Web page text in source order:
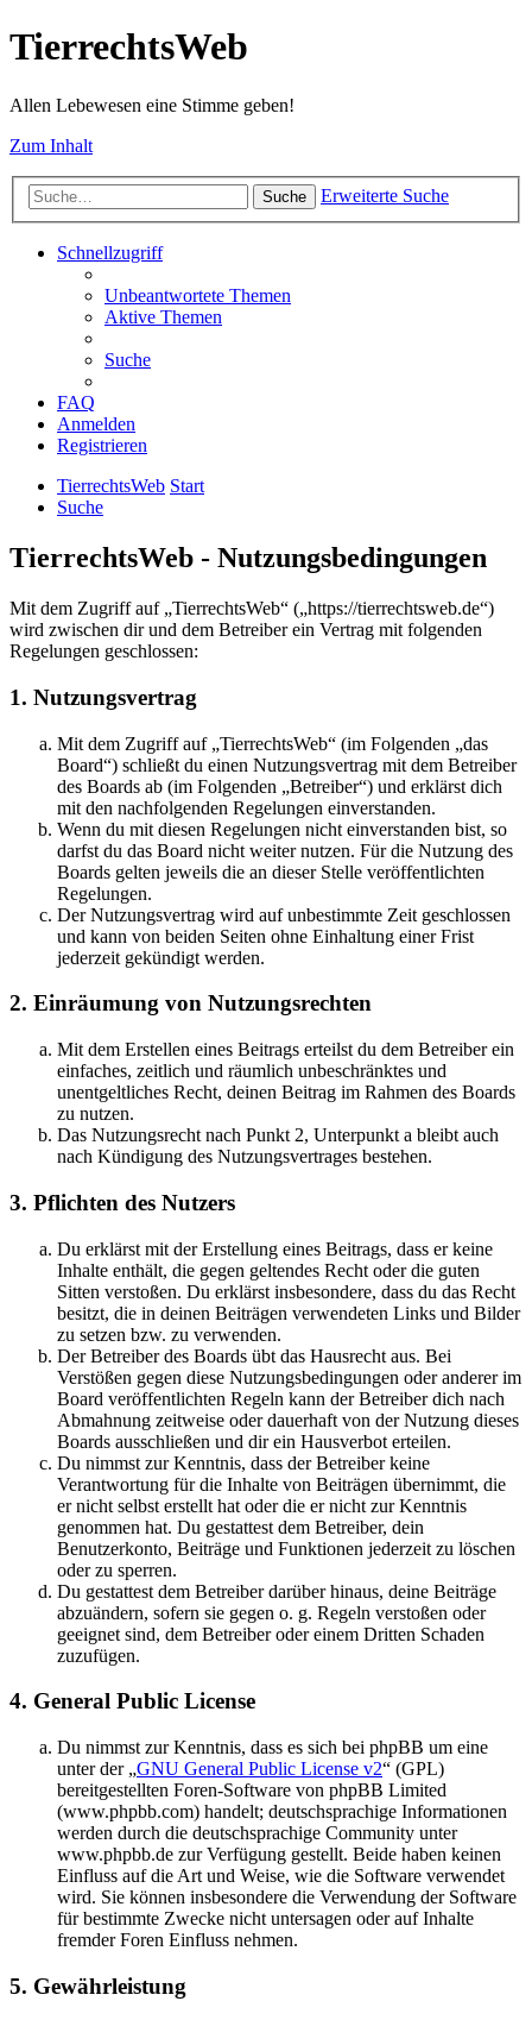
TierrechtsWeb
Allen Lebewesen eine Stimme geben!
Zum Inhalt
Suche Erweiterte Suche
Schnellzugriff
Unbeantwortete Themen
Aktive Themen
Suche
FAQ
Anmelden
Registrieren
TierrechtsWeb Start
Suche
TierrechtsWeb - Nutzungsbedingungen
Mit dem Zugriff auf „TierrechtsWeb“ („https://tierrechtsweb.de“)
wird zwischen dir und dem Betreiber ein Vertrag mit folgenden
Regelungen geschlossen:
1. Nutzungsvertrag
Mit dem Zugriff auf „TierrechtsWeb“ (im Folgenden „das
Board“) schließt du einen Nutzungsvertrag mit dem Betreiber
des Boards ab (im Folgenden „Betreiber“) und erklärst dich
mit den nachfolgenden Regelungen einverstanden.
Wenn du mit diesen Regelungen nicht einverstanden bist, so
darfst du das Board nicht weiter nutzen. Für die Nutzung des
Boards gelten jeweils die an dieser Stelle veröffentlichten
Regelungen.
Der Nutzungsvertrag wird auf unbestimmte Zeit geschlossen
und kann von beiden Seiten ohne Einhaltung einer Frist
jederzeit gekündigt werden.
2. Einräumung von Nutzungsrechten
Mit dem Erstellen eines Beitrags erteilst du dem Betreiber ein
einfaches, zeitlich und räumlich unbeschränktes und
unentgeltliches Recht, deinen Beitrag im Rahmen des Boards
zu nutzen.
Das Nutzungsrecht nach Punkt 2, Unterpunkt a bleibt auch
nach Kündigung des Nutzungsvertrages bestehen.
3. Pflichten des Nutzers
Du erklärst mit der Erstellung eines Beitrags, dass er keine
Inhalte enthält, die gegen geltendes Recht oder die guten
Sitten verstoßen. Du erklärst insbesondere, dass du das Recht
besitzt, die in deinen Beiträgen verwendeten Links und Bilder
zu setzen bzw. zu verwenden.
Der Betreiber des Boards übt das Hausrecht aus. Bei
Verstößen gegen diese Nutzungsbedingungen oder anderer im
Board veröffentlichten Regeln kann der Betreiber dich nach
Abmahnung zeitweise oder dauerhaft von der Nutzung dieses
Boards ausschließen und dir ein Hausverbot erteilen.
Du nimmst zur Kenntnis, dass der Betreiber keine
Verantwortung für die Inhalte von Beiträgen übernimmt, die
er nicht selbst erstellt hat oder die er nicht zur Kenntnis
genommen hat. Du gestattest dem Betreiber, dein
Benutzerkonto, Beiträge und Funktionen jederzeit zu löschen
oder zu sperren.
Du gestattest dem Betreiber darüber hinaus, deine Beiträge
abzuändern, sofern sie gegen o. g. Regeln verstoßen oder
geeignet sind, dem Betreiber oder einem Dritten Schaden
zuzufügen.
4. General Public License
Du nimmst zur Kenntnis, dass es sich bei phpBB um eine
unter der „GNU General Public License v2“ (GPL)
bereitgestellten Foren-Software von phpBB Limited
(www.phpbb.com) handelt; deutschsprachige Informationen
werden durch die deutschsprachige Community unter
www.phpbb.de zur Verfügung gestellt. Beide haben keinen
Einfluss auf die Art und Weise, wie die Software verwendet
wird. Sie können insbesondere die Verwendung der Software
für bestimmte Zwecke nicht untersagen oder auf Inhalte
fremder Foren Einfluss nehmen.
5. Gewährleistung